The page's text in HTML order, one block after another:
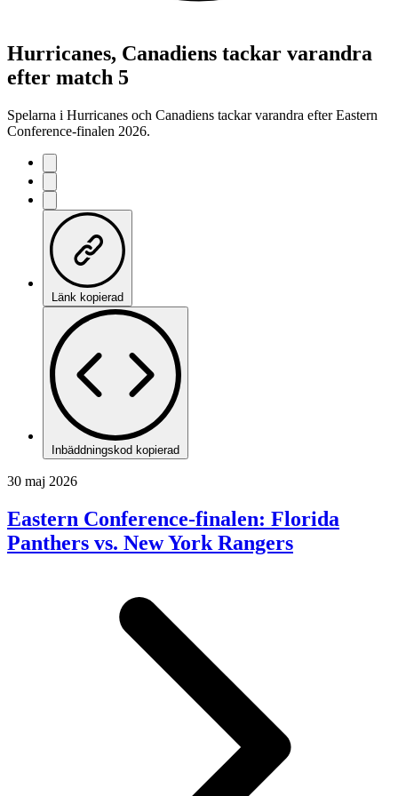
Hurricanes, Canadiens tackar varandra
efter match 5
Spelarna i Hurricanes och Canadiens tackar varandra efter Eastern
Conference-finalen 2026.
Länk kopierad
Inbäddningskod kopierad
30 maj 2026
Eastern Conference-finalen: Florida
Panthers vs. New York Rangers